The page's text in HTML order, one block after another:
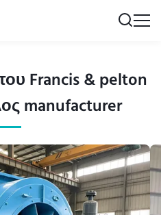
Francis & pelton
manufacturer